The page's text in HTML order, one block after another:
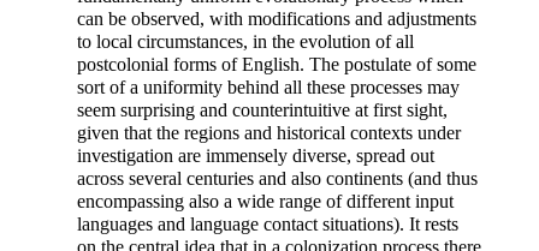
can be observed, with modifications and adjustments
to local circumstances, in the evolution of all
postcolonial forms of English. The postulate of some
sort of a uniformity behind all these processes may
seem surprising and counterintuitive at first sight,
given that the regions and historical contexts under
investigation are immensely diverse, spread out
across several centuries and also continents (and thus
encompassing also a wide range of different input
languages and language contact situations). It rests